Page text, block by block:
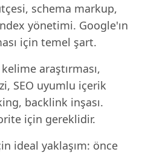
schema markup,
yönetimi. Google'ın
için temel şart.
araştırması,
SEO uyumlu içerik
backlink inşası.
için gereklidir.
ideal yaklaşım: önce